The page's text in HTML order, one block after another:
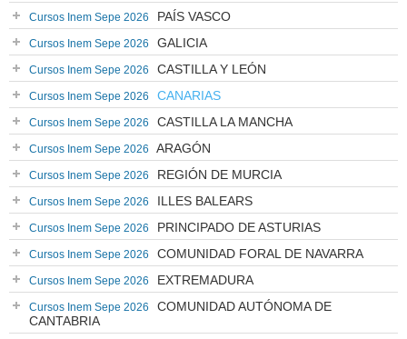
Cursos Inem Sepe 2026 PAÍS VASCO
Cursos Inem Sepe 2026 GALICIA
Cursos Inem Sepe 2026 CASTILLA Y LEÓN
Cursos Inem Sepe 2026 CANARIAS
Cursos Inem Sepe 2026 CASTILLA LA MANCHA
Cursos Inem Sepe 2026 ARAGÓN
Cursos Inem Sepe 2026 REGIÓN DE MURCIA
Cursos Inem Sepe 2026 ILLES BALEARS
Cursos Inem Sepe 2026 PRINCIPADO DE ASTURIAS
Cursos Inem Sepe 2026 COMUNIDAD FORAL DE NAVARRA
Cursos Inem Sepe 2026 EXTREMADURA
Cursos Inem Sepe 2026
COMUNIDAD AUTÓNOMA DE
CANTABRIA